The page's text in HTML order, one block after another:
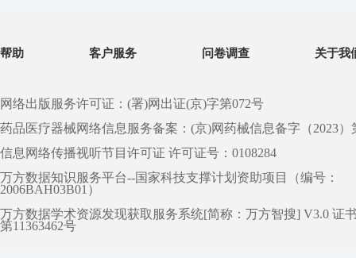
帮助 客户服务 问卷调查 关于我
网络出版服务许可证：(署)网出证(京)字第072号
药品医疗器械网络信息服务备案：(京)网药械信息备字（2023）
信息网络传播视听节目许可证 许可证号：0108284
万方数据知识服务平台--国家科技支撑计划资助项目（编号：
2006BAH03B01）
万方数据学术资源发现获取服务系统[简称：万方智搜] V3.0 证
第11363462号